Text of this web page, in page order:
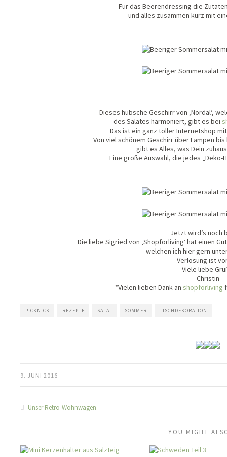
Für das Beerendressing die
und alles zusammen kurz mit
Dieses hübsche Geschirr von ‚Nordal‘,
des Salates harmoniert, gibt es bei
Das ist ein ganz toller Internetshop
Von viel schönem Geschirr über Lampen
gibt es Alles, was Dein
Eine große Auswahl, die jedes „Deko-
Jetzt wird’s noch
Die liebe Sigried von ‚Shopforliving‘ hat einen
welchen ich hier gern
Verlosung ist
Viele liebe
Christin
*Vielen lieben Dank an shopforliving
PICKNICK REZEPTE SALAT SOMMER TISCHDEKORATION
9. JUNI 2016
Unser Retro-Wohnwagen
YOU MIGHT